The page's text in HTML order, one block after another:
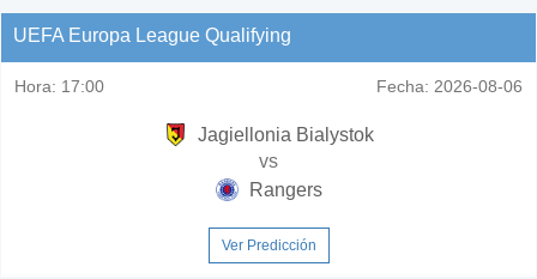
UEFA Europa League Qualifying
Hora: 17:00 Fecha: 2026-08-06
Jagiellonia Bialystok
vs
Rangers
Ver Predicción